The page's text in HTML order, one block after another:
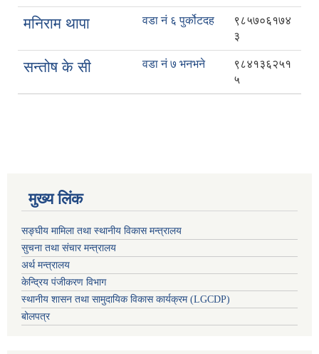
मनिराम थापा वडा नं ६ पुर्कोटदह
९८५७०६१७४
३
सन्तोष के सी वडा नं ७ भनभने
९८४१३६२५१
५
मुख्य लिंक
सङ्घीय मामिला तथा स्थानीय विकास मन्त्रालय
सुचना तथा संचार मन्त्रालय
अर्थ मन्त्रालय
केन्द्रिय पंजीकरण विभाग
स्थानीय शासन तथा सामुदायिक विकास कार्यक्रम (LGCDP)
बोलपत्र